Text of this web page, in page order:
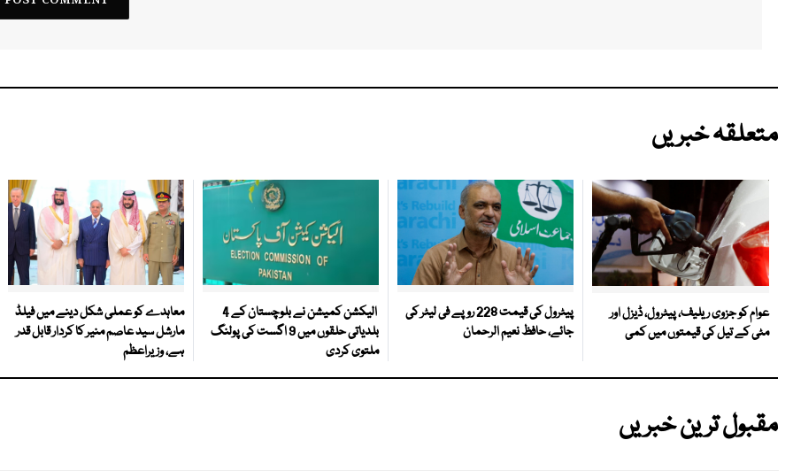
متعلقہ خبریں
عوام کو جزوی ریلیف، پیٹرول، ڈیزل اور
مٹی کے تیل کی قیمتوں میں کمی
پیٹرول کی قیمت 228 روپے فی لیٹر کی
جائے، حافظ نعیم الرحمان
الیکشن کمیشن نے بلوچستان کے 4
بلدیاتی حلقوں میں 9 اگست کی پولنگ
ملتوی کردی
معاہدے کو عملی شکل دینے میں فیلڈ
مارشل سید عاصم منیر کا کردار قابل قدر
ہے، وزیراعظم
مقبول ترین خبریں